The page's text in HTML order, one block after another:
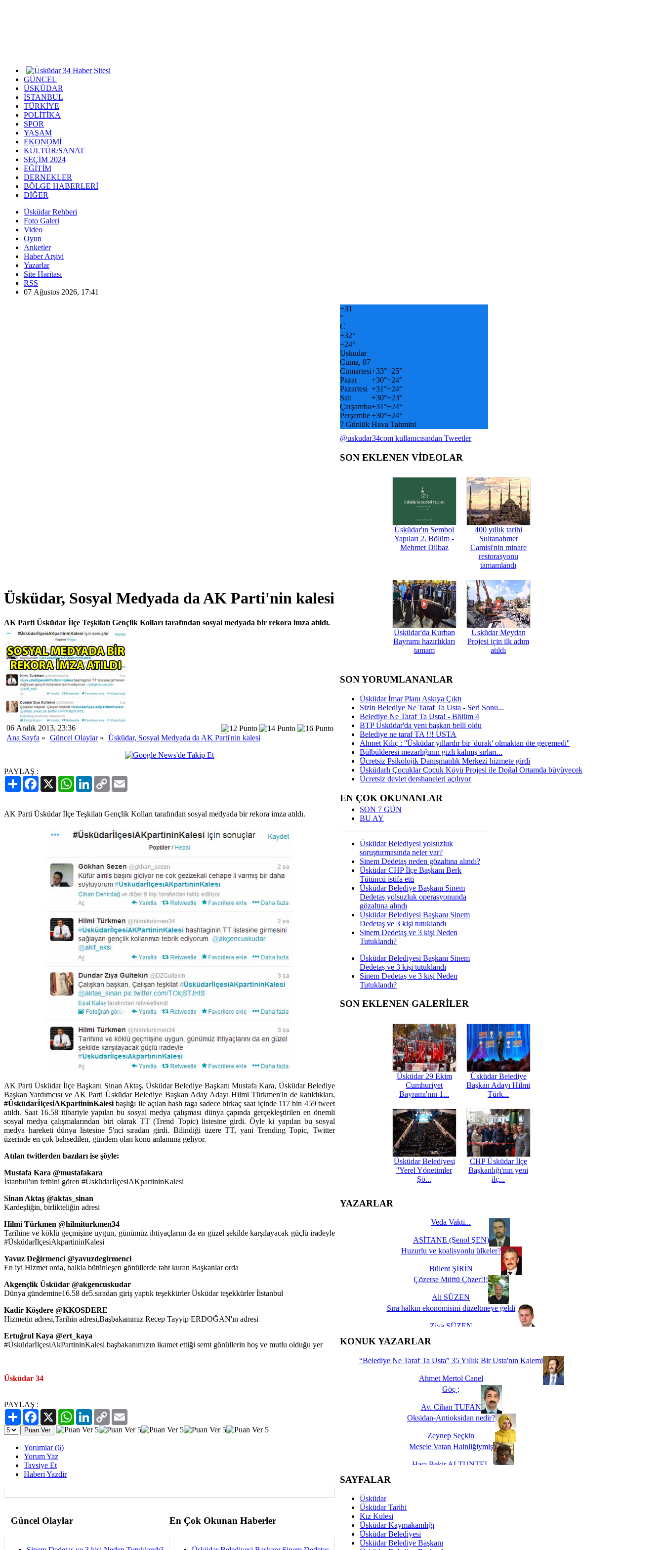
GÜNCEL
ÜSKÜDAR
İSTANBUL
TÜRKİYE
POLİTİKA
SPOR
YAŞAM
EKONOMİ
KÜLTÜR/SANAT
SEÇİM 2024
EĞİTİM
DERNEKLER
BÖLGE HABERLERİ
DİĞER
Üsküdar Rehberi
Foto Galeri
Video
Oyun
Anketler
Haber Arşivi
Yazarlar
Site Haritası
RSS
07 Ağustos 2026, 17:41
Üsküdar, Sosyal Medyada da AK Parti'nin kalesi
AK Parti Üsküdar İlçe Teşkilatı Gençlik Kolları tarafından sosyal medyada bir rekora imza atıldı.
06 Aralık 2013, 23:36
Ana Sayfa » Güncel Olaylar» Üsküdar, Sosyal Medyada da AK Parti'nin kalesi
PAYLAŞ :
PaylaşFacebook
X WhatsAppLinkedIn
Copy
Link
AK Parti Üsküdar İlçe Teşkilatı Gençlik Kolları tarafından sosyal medyada bir rekora imza atıldı.
AK Parti Üsküdar İlçe Başkanı Sinan Aktaş, Üsküdar Belediye Başkanı Mustafa Kara, Üsküdar Belediye
Başkan Yardımcısı ve AK Parti Üsküdar Belediye Başkan Aday Adayı Hilmi Türkmen'in de katıldıkları,
#ÜsküdarİlçesiAKpartininKalesi başlığı ile açılan hash taga sadece birkaç saat içinde 117 bin 459 tweet
atıldı. Saat 16.58 itibariyle yapılan bu sosyal medya çalışması dünya çapında gerçekleştirilen en önemli
sosyal medya çalışmalarından biri olarak TT (Trend Topic) listesine girdi. Öyle ki yapılan bu sosyal
medya hareketi dünya listesine 5'nci sıradan girdi. Bilindiği üzere TT, yani Trending Topic, Twitter
üzerinde en çok bahsedilen, gündem olan konu anlamına geliyor.
Atılan twitlerden bazıları ise şöyle:
Mustafa Kara ‏@mustafakara
İstanbul'un fethini gören #ÜsküdarİlçesiAKpartininKalesi
Sinan Aktaş ‏@aktas_sinan
Kardeşliğin, birlikteliğin adresi
Hilmi Türkmen ‏@hilmiturkmen34
Tarihine ve köklü geçmişine uygun, günümüz ihtiyaçlarını da en güzel şekilde karşılayacak güçlü iradeyle
#ÜsküdarİlçesiAkpartininKalesi
Yavuz Değirmenci ‏@yavuzdegirmenci
En iyi Hizmet orda, halkla bütünleşen gönüllerde taht kuran Başkanlar orda
Akgençlik Üsküdar ‏@akgencuskudar
Dünya gündemine16.58 de5.sıradan giriş yaptık teşekkürler Üsküdar teşekkürler İistanbul
Kadir Köşdere ‏@KKOSDERE
Hizmetin adresi,Tarihin adresi,Başbakanımız Recep Tayyip ERDOĞAN'ın adresi
Ertuğrul Kaya ‏@ert_kaya
#ÜsküdarİlçesiAkPartininKalesi başbakanımızın ikamet ettiği semt gönüllerin hoş ve mutlu olduğu yer
Üsküdar 34
PAYLAŞ :
PaylaşFacebook
X WhatsAppLinkedIn
Copy
Link
Yorumlar (6)
Yorum Yaz
Tavsiye Et
Haberi Yazdir
Güncel Olaylar En Çok Okunan Haberler
+31
°
C
+32°
+24°
Uskudar
Cuma, 07
Cumartesi+33°+25°
Pazar
+30°+24°
Pazartesi +31°+24°
Salı
+30°+23°
Çarşamba+31°+24°
Perşembe+30°+24°
7 Günlük Hava Tahmini
@uskudar34com kullanıcısından Tweetler
SON EKLENEN VİDEOLAR
Üsküdar'ın Sembol
Yapıları 2. Bölüm -
Mehmet Dilbaz
400 yıllık tarihi
Sultanahmet
Camisi'nin minare
restorasyonu
tamamlandı
Üsküdar'da Kurban
Bayramı hazırlıkları
tamam
Üsküdar Meydan
Projesi için ilk adım
atıldı
SON YORUMLANANLAR
Üsküdar İmar Planı Askıya Çıktı
Sizin Belediye Ne Taraf Ta Usta - Seri Sonu...
Belediye Ne Taraf Ta Usta! - Bölüm 4
BTP Üsküdar'da yeni başkan belli oldu
Belediye ne taraf TA !!! USTA
Ahmet Kılıç : ''Üsküdar yıllardır bir 'durak' olmaktan öte geçemedi''
Bülbülderesi mezarlığının gizli kalmış sırları...
Ücretsiz Psikolojik Danışmanlık Merkezi hizmete girdi
Üsküdarlı Çocuklar Çocuk Köyü Projesi ile Doğal Ortamda büyüyecek
Ücretsiz devlet dershaneleri açılıyor
EN ÇOK OKUNANLAR
SON 7 GÜN
BU AY
Üsküdar Belediyesi yolsuzluk
soruşturmasında neler var?
Sinem Dedetaş neden gözaltına alındı?
Üsküdar CHP İlçe Başkanı Berk
Tütüncü istifa etti
Üsküdar Belediye Başkanı Sinem
Dedetaş yolsuzluk operasyonunda
gözaltına alındı
Üsküdar Belediyesi Başkanı Sinem
Dedetaş ve 3 kişi tutuklandı
Sinem Dedetaş ve 3 kişi Neden
Tutuklandı?
Üsküdar Belediyesi Başkanı Sinem
Dedetaş ve 3 kişi tutuklandı
Sinem Dedetaş ve 3 kişi Neden
Tutuklandı?
SON EKLENEN GALERİLER
Üsküdar 29 Ekim
Cumhuriyet
Bayramı'nın 1...
Üsküdar Belediye
Başkan Adayı Hilmi
Türk...
Üsküdar Belediyesi
''Yerel Yönetimler
Şö...
CHP Üsküdar İlçe
Başkanlığı'nın yeni
ilç...
YAZARLAR
Veda Vakti...
ASİTANE (Şenol ŞEN)
Huzurlu ve koalisyonlu ülkeler?
Bülent ŞİRİN
Çözerse Müftü Çözer!!!
Ali SÜZEN
Sıra halkın ekonomisini düzeltmeye geldi
Ziya SÜZEN
İşte Biz buyuz...
KONUK YAZARLAR
“Belediye Ne Taraf Ta Usta” 35 Yıllık Bir Usta'nın Kalemi
Ahmet Mertol Canel
Göç ;
Av. Cihan TUFAN
Oksidan-Antioksidan nedir?
Zeynep Seçkin
Mesele Vatan Hainliğiymiş
Hacı Bekir ALTUNTEL
Dünya Fani, Ama Kısa Bir Süre De Olsa Burdayız
Savaş ŞENEL
Hukukun Adaleti Kalmadı Üstadım!
SAYFALAR
Üsküdar
Üsküdar Tarihi
Kız Kulesi
Üsküdar Kaymakamlığı
Üsküdar Belediyesi
Üsküdar Belediye Başkanı